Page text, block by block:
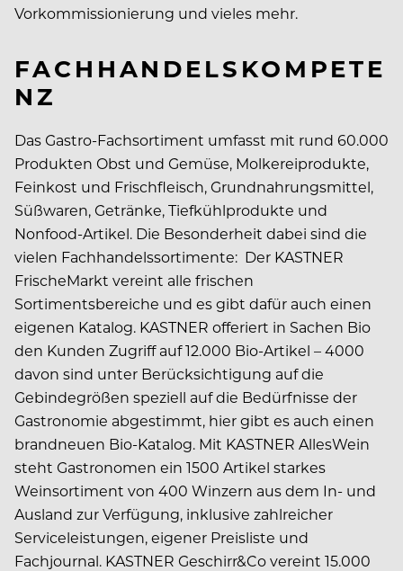
Vorkommissionierung und vieles mehr.
FACHHANDELSKOMPETE
NZ
Das Gastro-Fachsortiment umfasst mit rund 60.000
Produkten Obst und Gemüse, Molkereiprodukte,
Feinkost und Frischfleisch, Grundnahrungsmittel,
Süßwaren, Getränke, Tiefkühlprodukte und
Nonfood-Artikel. Die Besonderheit dabei sind die
vielen Fachhandelssortimente: Der KASTNER
FrischeMarkt vereint alle frischen
Sortimentsbereiche und es gibt dafür auch einen
eigenen Katalog. KASTNER offeriert in Sachen Bio
den Kunden Zugriff auf 12.000 Bio-Artikel – 4000
davon sind unter Berücksichtigung auf die
Gebindegrößen speziell auf die Bedürfnisse der
Gastronomie abgestimmt, hier gibt es auch einen
brandneuen Bio-Katalog. Mit KASTNER AllesWein
steht Gastronomen ein 1500 Artikel starkes
Weinsortiment von 400 Winzern aus dem In- und
Ausland zur Verfügung, inklusive zahlreicher
Serviceleistungen, eigener Preisliste und
Fachjournal. KASTNER Geschirr&Co vereint 15.000